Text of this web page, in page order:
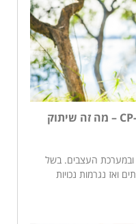
שיתוק מוחין CP-CEREBRAL PALSY – מה זה שיתוק
ובמערכת העצבים. בשל
ואז נגרמות נכויות